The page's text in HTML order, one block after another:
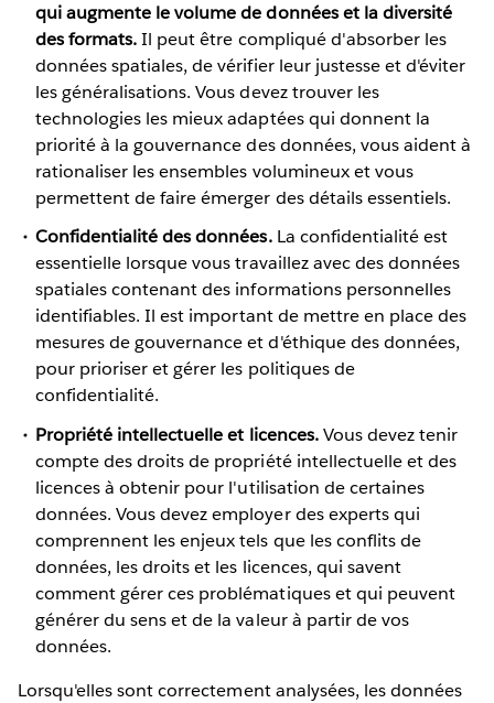
qui augmente le volume de données et la diversité
des formats.Il peut être compliqué d'absorber les
données spatiales, de vérifier leur justesse et d'éviter
les généralisations. Vous devez trouver les
technologies les mieux adaptées qui donnent la
priorité à la gouvernance des données, vous aident à
rationaliser les ensembles volumineux et vous
permettent de faire émerger des détails essentiels.
Confidentialité des données.La confidentialité est
essentielle lorsque vous travaillez avec des données
spatiales contenant des informations personnelles
identifiables. Il est important de mettre en place des
mesures de gouvernance et d'éthique des données,
pour prioriser et gérer les politiques de
confidentialité.
Propriété intellectuelle et licences.Vous devez tenir
compte des droits de propriété intellectuelle et des
licences à obtenir pour l'utilisation de certaines
données. Vous devez employer des experts qui
comprennent les enjeux tels que les conflits de
données, les droits et les licences, qui savent
comment gérer ces problématiques et qui peuvent
générer du sens et de la valeur à partir de vos
données.
Lorsqu'elles sont correctement analysées, les données